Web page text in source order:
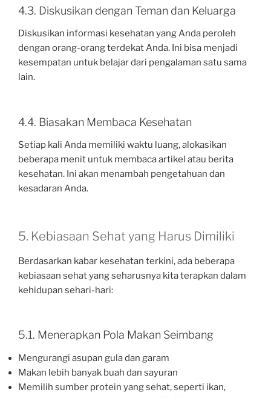
4.3. Diskusikan dengan Teman dan Keluarga
Diskusikan informasi kesehatan yang Anda peroleh
dengan orang-orang terdekat Anda. Ini bisa menjadi
kesempatan untuk belajar dari pengalaman satu sama
lain.
4.4. Biasakan Membaca Kesehatan
Setiap kali Anda memiliki waktu luang, alokasikan
beberapa menit untuk membaca artikel atau berita
kesehatan. Ini akan menambah pengetahuan dan
kesadaran Anda.
5. Kebiasaan Sehat yang Harus Dimiliki
Berdasarkan kabar kesehatan terkini, ada beberapa
kebiasaan sehat yang seharusnya kita terapkan dalam
kehidupan sehari-hari:
5.1. Menerapkan Pola Makan Seimbang
Mengurangi asupan gula dan garam
Makan lebih banyak buah dan sayuran
Memilih sumber protein yang sehat, seperti ikan,